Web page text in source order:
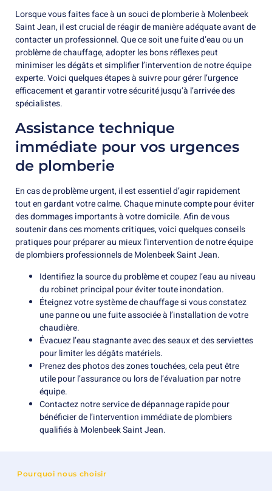
Lorsque vous faites face à un souci de plomberie à Molenbeek
Saint Jean, il est crucial de réagir de manière adéquate avant de
contacter un professionnel. Que ce soit une fuite d’eau ou un
problème de chauffage, adopter les bons réflexes peut
minimiser les dégâts et simplifier l’intervention de notre équipe
experte. Voici quelques étapes à suivre pour gérer l’urgence
efficacement et garantir votre sécurité jusqu’à l’arrivée des
spécialistes.
Assistance technique
immédiate pour vos urgences
de plomberie
En cas de problème urgent, il est essentiel d’agir rapidement
tout en gardant votre calme. Chaque minute compte pour éviter
des dommages importants à votre domicile. Afin de vous
soutenir dans ces moments critiques, voici quelques conseils
pratiques pour préparer au mieux l’intervention de notre équipe
de plombiers professionnels de Molenbeek Saint Jean.
Identifiez la source du problème et coupez l’eau au niveau
du robinet principal pour éviter toute inondation.
Éteignez votre système de chauffage si vous constatez
une panne ou une fuite associée à l’installation de votre
chaudière.
Évacuez l’eau stagnante avec des seaux et des serviettes
pour limiter les dégâts matériels.
Prenez des photos des zones touchées, cela peut être
utile pour l’assurance ou lors de l’évaluation par notre
équipe.
Contactez notre service de dépannage rapide pour
bénéficier de l’intervention immédiate de plombiers
qualifiés à Molenbeek Saint Jean.
Pourquoi nous choisir